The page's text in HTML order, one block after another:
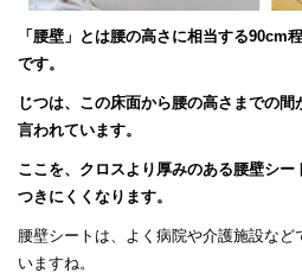
「腰壁」とは腰の高さに相当する90cm
です。
じつは、この床面から腰の高さまでの
言われています。
ここを、クロスより厚みのある腰壁シ
つきにくくなります。
腰壁シートは、よく病院や介護施設な
いますね。